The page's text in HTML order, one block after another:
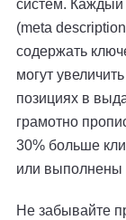
систем. Каждый
(meta
содержать
могут
позициях в
грамотно
30% больше
или выполнены
Не забывайте